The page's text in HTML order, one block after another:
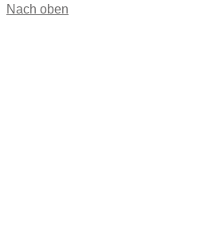
Nach oben